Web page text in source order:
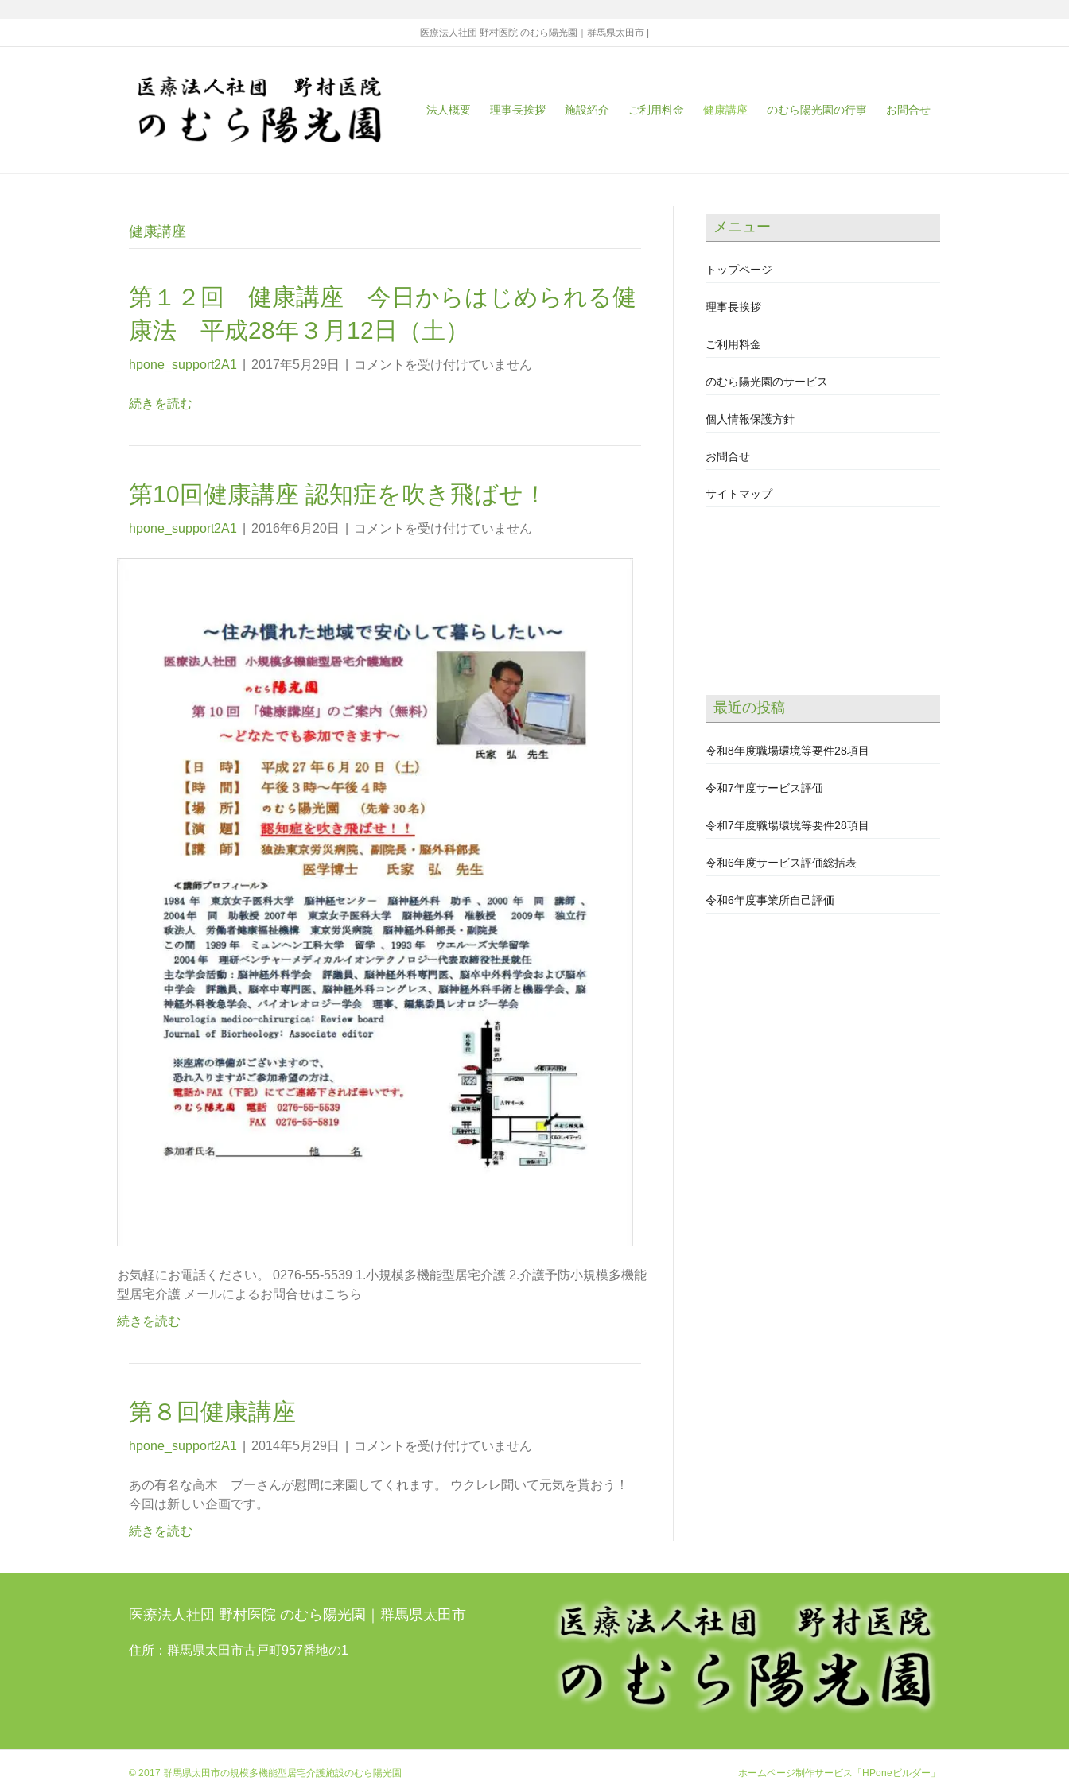
医療法人社団 野村医院 のむら陽光園｜群馬県太田市 |
法人概要 理事長挨拶 施設紹介 ご利用料金 健康講座 のむら陽光園の行事 お問合せ
健康講座
第１２回 健康講座 今日からはじめられる健
康法 平成28年３月12日（土）
hpone_support2A1 2017年5月29日 コメントを受け付けていません
続きを読む
第10回健康講座 認知症を吹き飛ばせ！
hpone_support2A1 2016年6月20日 コメントを受け付けていません
お気軽にお電話ください。 0276-55-5539 1.小規模多機能型居宅介護 2.介護予防小規模多機能
型居宅介護 メールによるお問合せはこちら
続きを読む
第８回健康講座
hpone_support2A1 2014年5月29日 コメントを受け付けていません
あの有名な高木 ブーさんが慰問に来園してくれます。 ウクレレ聞いて元気を貰おう！
今回は新しい企画です。
続きを読む
メニュー
トップページ
理事長挨拶
ご利用料金
のむら陽光園のサービス
個人情報保護方針
お問合せ
サイトマップ
最近の投稿
令和8年度職場環境等要件28項目
令和7年度サービス評価
令和7年度職場環境等要件28項目
令和6年度サービス評価総括表
令和6年度事業所自己評価
医療法人社団 野村医院 のむら陽光園｜群馬県太田市
住所：群馬県太田市古戸町957番地の1
© 2017 群馬県太田市の規模多機能型居宅介護施設のむら陽光園 ホームページ制作サービス「HPoneビルダー」